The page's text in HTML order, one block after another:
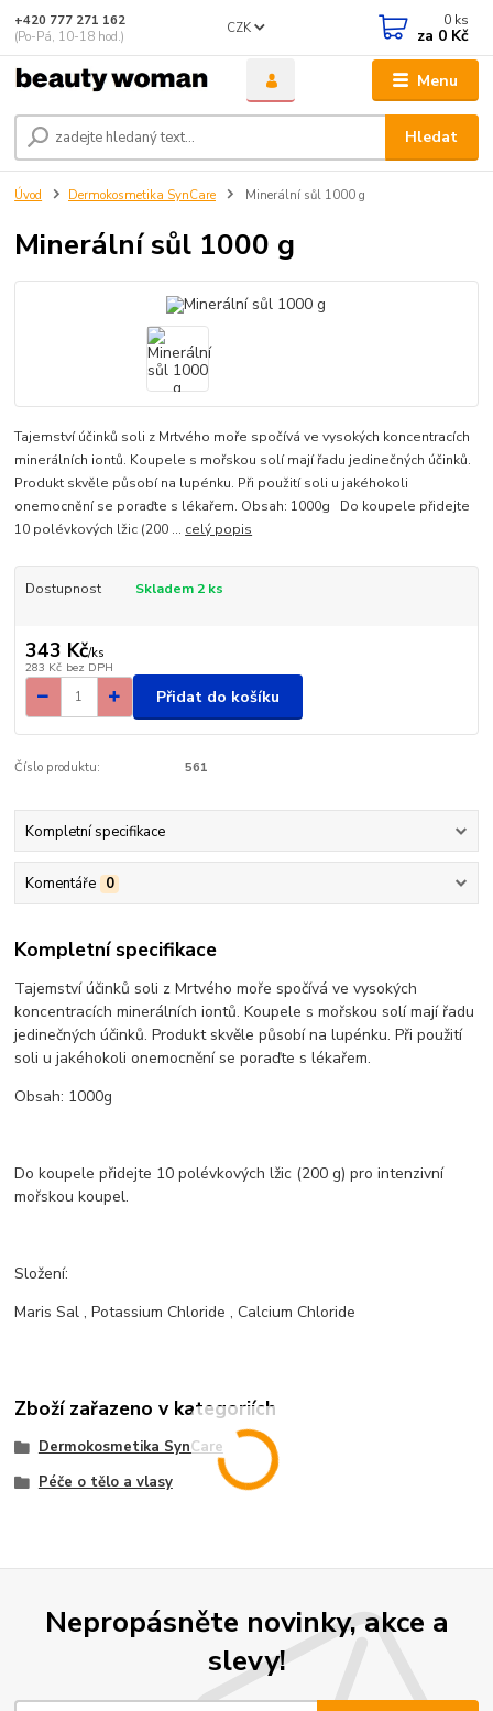
Menu
CZK
Hledat
+420 777 271 162
(Po-Pá, 10-18 hod.)
0 ks
za 0 Kč
Úvod Dermokosmetika SynCare Minerální sůl 1000 g
Minerální sůl 1000 g
Tajemství účinků soli z Mrtvého moře spočívá ve vysokých koncentracích
minerálních iontů. Koupele s mořskou solí mají řadu jedinečných účinků.
Produkt skvěle působí na lupénku. Při použití soli u jakéhokoli
onemocnění se poraďte s lékařem. Obsah: 1000g Do koupele přidejte
10 polévkových lžic (200 ... celý popis
Dostupnost Skladem 2 ks
343 Kč/ks
283 Kč bez DPH
Přidat do košíku
Číslo produktu: 561
Kompletní specifikace
Komentáře 0
Kompletní specifikace
Tajemství účinků soli z Mrtvého moře spočívá ve vysokých
koncentracích minerálních iontů. Koupele s mořskou solí mají řadu
jedinečných účinků. Produkt skvěle působí na lupénku. Při použití
soli u jakéhokoli onemocnění se poraďte s lékařem.
Obsah: 1000g
Do koupele přidejte 10 polévkových lžic (200 g) pro intenzivní
mořskou koupel.
Složení:
Maris Sal ,Potassium Chloride ,Calcium Chloride
Zboží zařazeno v kategoriích
Dermokosmetika SynCare
Péče o tělo a vlasy
Nepropásněte novinky, akce a
slevy!